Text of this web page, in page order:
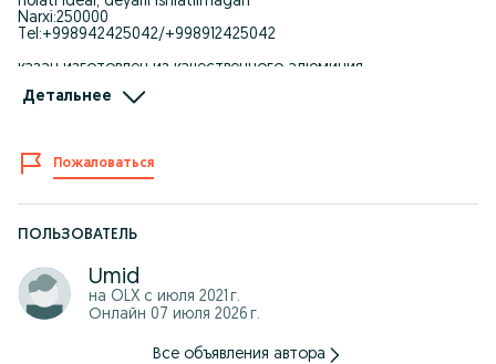
Narxi:250000
Tel:+998942425042/+998912425042
казан изготовлен из качественного алюминия
у него есть крышка и ручка тоже из качественного
Цена: 250000
Телефон: +998942425042/+998912425042
Детальнее
Пожаловаться
ПОЛЬЗОВАТЕЛЬ
Umid
на OLX с июля 2021 г.
Онлайн 07 июля 2026 г.
Все объявления автора